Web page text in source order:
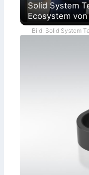
Solid System
Ecosystem
Bild: Solid System